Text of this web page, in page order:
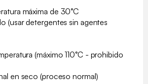
máxima de 30°C
(usar detergentes sin agentes
(máximo 110°C - prohibido
en seco (proceso normal)